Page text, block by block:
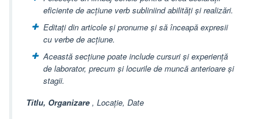
eficiente de acțiune verb subliniind abilități și realizări.
Editați din articole și pronume și să înceapă expresii
cu verbe de acțiune.
Această secțiune poate include cursuri și experiență
de laborator, precum și locurile de muncă anterioare și
stagii.
Titlu, Organizare, Locație, Date